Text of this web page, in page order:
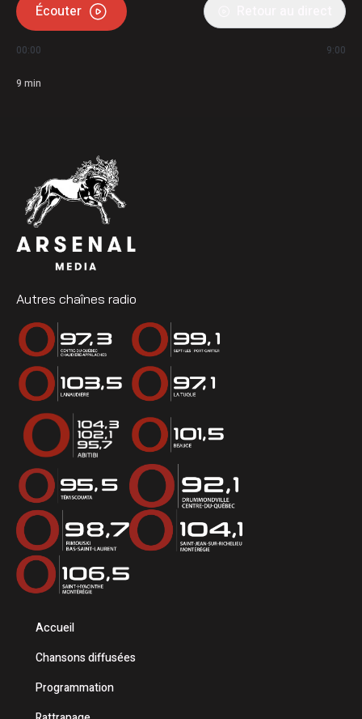
Écouter
00:00 9:00
9 min
Autres chaînes radio
Accueil
Chansons diffusées
Programmation